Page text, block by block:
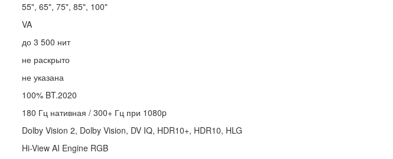
55", 65", 75", 85", 100"
VA
до 3 500 нит
не раскрыто
не указана
100% BT.2020
180 Гц нативная / 300+ Гц при 1080p
Dolby Vision 2, Dolby Vision, DV IQ, HDR10+, HDR10, HLG
Hi-View AI Engine RGB